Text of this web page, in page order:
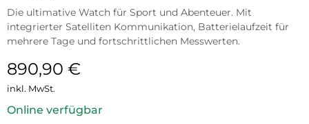
Die ultimative Watch für Sport und Abenteuer. Mit
integrierter Satelliten Kommunikation, Batterielaufzeit für
mehrere Tage und fortschrittlichen Messwerten.
890,90 €
inkl. MwSt.
Online verfügbar